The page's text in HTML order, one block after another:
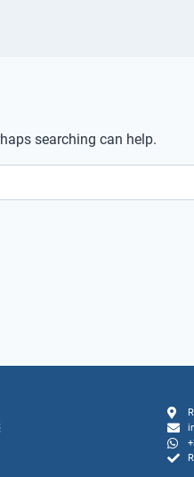
searching can help.